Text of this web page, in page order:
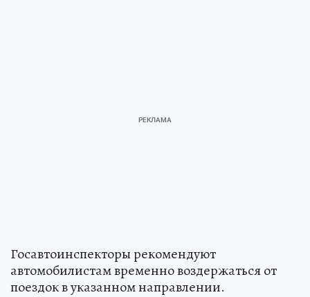
Госавтоинспекторы рекомендуют
автомобилистам временно воздержаться от
поездок в указанном направлении.